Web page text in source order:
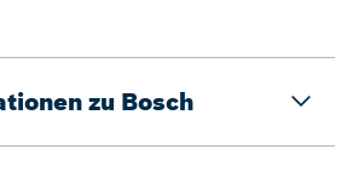
zu Bosch